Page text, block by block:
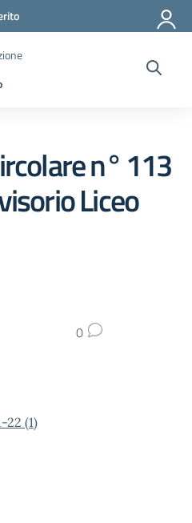
strumenti
n° 113
Liceo
0
(1)